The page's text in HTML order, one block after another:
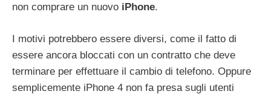
non comprare un nuovo iPhone.
I motivi potrebbero essere diversi, come il fatto di
essere ancora bloccati con un contratto che deve
terminare per effettuare il cambio di telefono. Oppure
semplicemente iPhone 4 non fa presa sugli utenti